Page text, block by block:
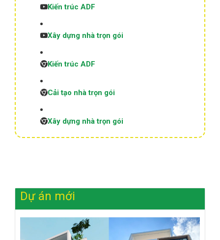
Kiến trúc ADF
Xây dựng nhà trọn gói
Kiến trúc ADF
Cải tạo nhà trọn gói
Xây dựng nhà trọn gói
Dự án mới